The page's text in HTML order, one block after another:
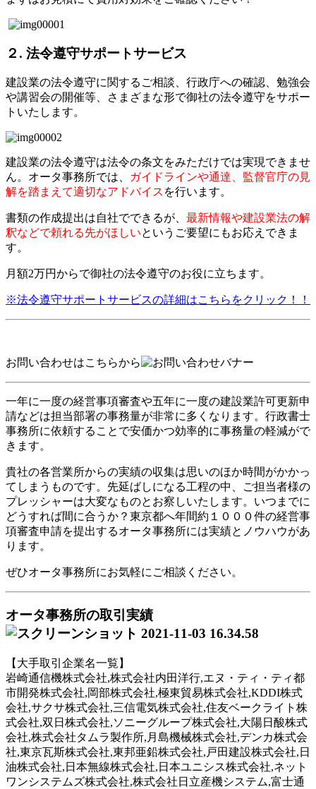
２. 法令遵守サポートサービス
建設業の法令遵守に関するご相談、行政庁への確認、勉強会
や講習会の開催等、さまざまな形で御社の法令遵守をサポー
トいたします。
建設業の法令遵守は法令の条文をみただけでは実現できませ
ん。オータ事務所では、
ガイドラインや通達、監督官庁の見
解を踏まえて適切なアドバイス を行います。
書類の作成提出は自社でできるが、 最新情報や建設業法の解
釈などで頼れる先がほしいというご要望にもお応えできま
す。
月額2万円からで御社の法令遵守のお役に立ちます。
※法令遵守サポートサービスの詳細はこちらをクリック！！
お問い合わせはこちらから
一年に一度の経営事項審査や五年に一度の建設業許可更新申
請などは担当部署の事務量が非常に多くなります。行政書士
事務所に依頼することで安価かつ効率的に事務量の軽減がで
きます。
貴社の各営業所からの実績の収集は思いのほか時間がかかっ
てしまうものです。先延ばしになる工程の中、ご担当者様の
プレッシャーは大変なものとお察しいたします。いつまでに
どうすれば間に合うか？東京都へ年間約１０００件の経営事
項審査申請を提出するオータ事務所には実績とノウハウがあ
ります。
ぜひオータ事務所にお気軽にご相談ください。
オータ事務所の取引実績
【大手取引企業名一覧】
岩崎通信機株式会社,株式会社内田洋行,エヌ・ティ・ティ都
市開発株式会社,岡部株式会社,極東貿易株式会社,KDDI株式
会社,サクサ株式会社,三信電気株式会社,住友ベークライト株
式会社,双日株式会社,ソニーグループ株式会社,大陽日酸株式
会社,株式会社タムラ製作所,月島機械株式会社,デンカ株式会
社,東京瓦斯株式会社,東邦亜鉛株式会社,戸田建設株式会社,日
油株式会社,日本無線株式会社,日本ユニシス株式会社,ネット
ワンシステムズ株式会社,株式会社日立産機システム,富士通